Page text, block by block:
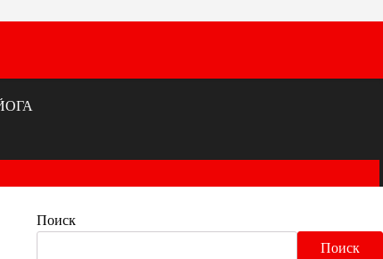
Поиск
Поиск